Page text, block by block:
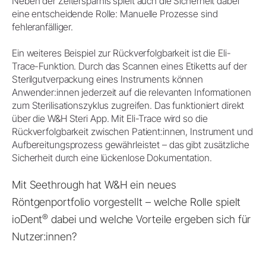
eine entscheidende Rolle: Manuelle Prozesse sind
fehleranfälliger.
Ein weiteres Beispiel zur Rückverfolgbarkeit ist die Eli-
Trace-Funktion. Durch das Scannen eines Etiketts auf der
Sterilgutverpackung eines Instruments können
Anwender:innen jederzeit auf die relevanten Informationen
zum Sterilisationszyklus zugreifen. Das funktioniert direkt
über die W&H Steri App. Mit Eli-Trace wird so die
Rückverfolgbarkeit zwischen Patient:innen, Instrument und
Aufbereitungsprozess gewährleistet – das gibt zusätzliche
Sicherheit durch eine lückenlose Dokumentation.
Mit Seethrough hat W&H ein neues
Röntgenportfolio vorgestellt – welche Rolle spielt
ioDent® dabei und welche Vorteile ergeben sich für
Nutzer:innen?